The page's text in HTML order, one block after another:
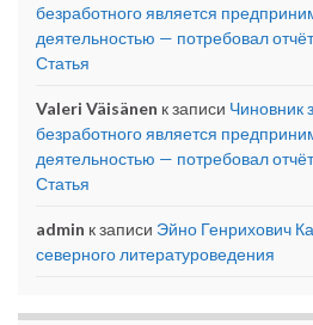
безработного является
деятельностью — потребовал
Статья
Valeri Väisänen к записи Чиновник
безработного является
деятельностью — потребовал
Статья
admin к записи Эйно Генрихович
северного литературоведения